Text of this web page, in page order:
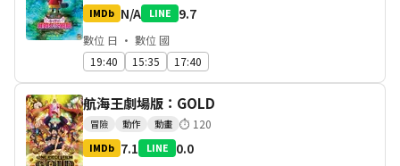
IMDb N/A LINE 9.7
數位 日 · 數位 國
19:40
15:35 17:40
航海王劇場版：GOLD
冒險 動作 動畫 ⏱ 120
IMDb 7.1 LINE 0.0